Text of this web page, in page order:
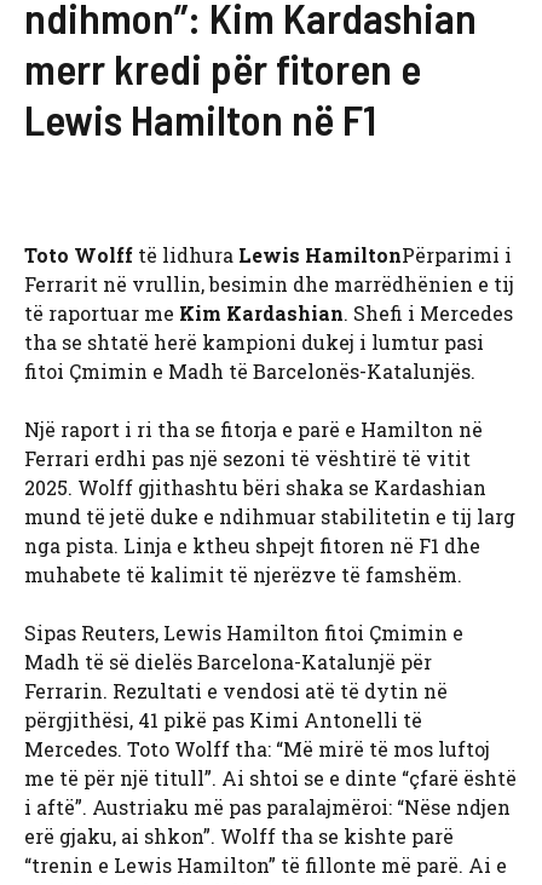
ndihmon”: Kim Kardashian
merr kredi për fitoren e
Lewis Hamilton në F1
Toto Wolff të lidhura Lewis HamiltonPërparimi i
Ferrarit në vrullin, besimin dhe marrëdhënien e tij
të raportuar me Kim Kardashian. Shefi i Mercedes
tha se shtatë herë kampioni dukej i lumtur pasi
fitoi Çmimin e Madh të Barcelonës-Katalunjës.
Një raport i ri tha se fitorja e parë e Hamilton në
Ferrari erdhi pas një sezoni të vështirë të vitit
2025. Wolff gjithashtu bëri shaka se Kardashian
mund të jetë duke e ndihmuar stabilitetin e tij larg
nga pista. Linja e ktheu shpejt fitoren në F1 dhe
muhabete të kalimit të njerëzve të famshëm.
Sipas Reuters, Lewis Hamilton fitoi Çmimin e
Madh të së dielës Barcelona-Katalunjë për
Ferrarin. Rezultati e vendosi atë të dytin në
përgjithësi, 41 pikë pas Kimi Antonelli të
Mercedes. Toto Wolff tha: “Më mirë të mos luftoj
me të për një titull”. Ai shtoi se e dinte “çfarë është
i aftë”. Austriaku më pas paralajmëroi: “Nëse ndjen
erë gjaku, ai shkon”. Wolff tha se kishte parë
“trenin e Lewis Hamilton” të fillonte më parë. Ai e